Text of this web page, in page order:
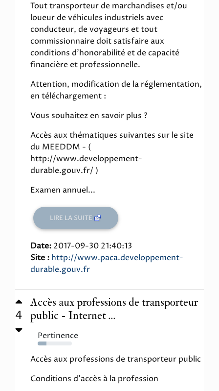
Tout transporteur de marchandises et/ou
loueur de véhicules industriels avec
conducteur, de voyageurs et tout
commissionnaire doit satisfaire aux
conditions d'honorabilité et de capacité
financière et professionnelle.
Attention, modification de la réglementation,
en téléchargement :
Vous souhaitez en savoir plus ?
Accès aux thématiques suivantes sur le site
du MEEDDM - (
http://www.developpement-
durable.gouv.fr/ )
Examen annuel...
LIRE LA SUITE
Date: 2017-09-30 21:40:13
Site : http://www.paca.developpement-
durable.gouv.fr
4
Accès aux professions de transporteur
public - Internet ...
Pertinence
25%
Accès aux professions de transporteur public
Conditions d'accès à la profession